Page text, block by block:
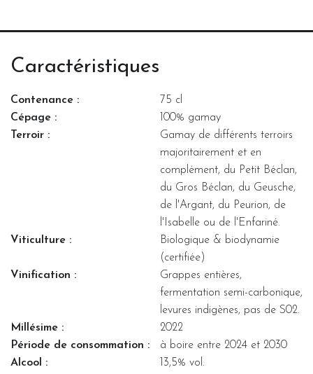
Caractéristiques
Contenance :
75 cl
Cépage :
100% gamay
Terroir :
Gamay de différents terroirs
majoritairement et en
complément, du Petit Béclan,
du Gros Béclan, du Geusche,
de l'Argant, du Peurion, de
l'Isabelle ou de l'Enfariné.
Viticulture :
Biologique & biodynamie
(certifiée)
Vinification :
Grappes entières,
fermentation semi-carbonique,
levures indigènes, pas de S02.
Millésime :
2022
Période de consommation :
à boire entre 2024 et 2030
Alcool :
13,5% vol.